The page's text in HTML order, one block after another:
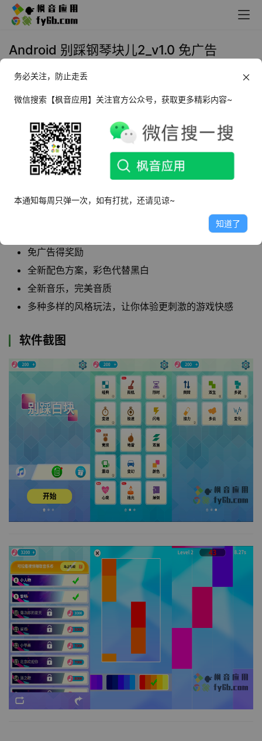
Android 别踩钢琴块儿2_v1.0 免广告
2022年8月17日 09:57
手游别踩白块儿的续作，延续了前作的游戏风
格，玩家需要在游戏中跟着音乐不断点击要求的
方块，随着游戏的前进，难度也会越来越大，非
常考验玩家的手速。
免广告得奖励
全新配色方案，彩色代替黑白
全新音乐，完美音质
多种多样的风格玩法，让你体验更刺激的游戏快感
软件截图
务必关注，防止走丢
微信搜索【枫音应用】关注官方公众号，获取更多精彩内容~
本通知每周只弹一次，如有打扰，还请见谅~
知道了